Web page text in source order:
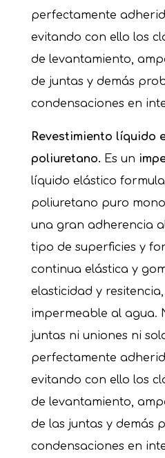
perfectamente
evitando con ello los
de levantamiento,
de juntas y demás
condensaciones en
Revestimiento líquido
poliuretano. Es un
líquido elástico
poliuretano puro
una gran adherencia
tipo de superficies y
continua elástica y
elasticidad y
impermeable al agua.
juntas ni uniones ni
perfectamente
evitando con ello los
de levantamiento,
de las juntas y demás
condensaciones en